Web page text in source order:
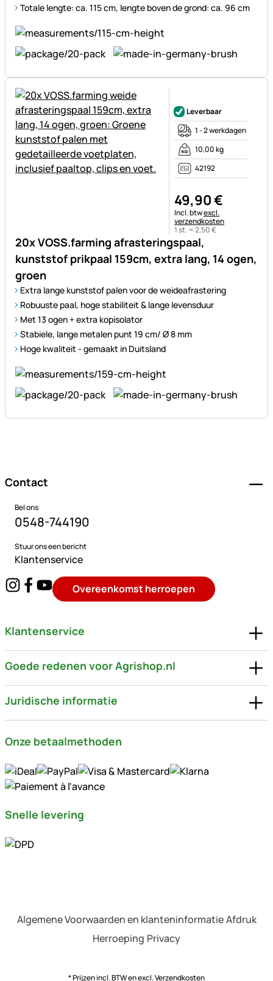
Totale lengte: ca. 115 cm, lengte boven de grond: ca. 96 cm
20x VOSS.farming afrasteringspaal,
kunststof prikpaal 159cm, extra lang, 14 ogen,
groen
Extra lange kunststof palen voor de weideafrastering
Robuuste paal, hoge stabiliteit & lange levensduur
Met 13 ogen + extra kopisolator
Stabiele, lange metalen punt 19 cm/ Ø 8 mm
Hoge kwaliteit - gemaakt in Duitsland
Leverbaar
1 - 2 werkdagen
10,00 kg
42192
49,90€
Belastinginformatie:
Incl. btwexcl.
verzendkosten
1 st. =2,50€
Contact
Bel ons
0548-744190
Stuur ons een bericht
Klantenservice
Overeenkomst herroepen
Klantenservice
Goede redenen voor Agrishop.nl
Juridische informatie
Onze betaalmethoden
Snelle levering
Algemene Voorwaarden en klanteninformatie Afdruk
Herroeping Privacy
* Prijzen incl. BTW en excl.Verzendkosten